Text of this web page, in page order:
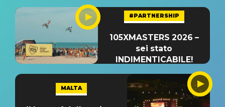
#PARTNERSHIP
105XMASTERS 2026 –
sei stato
INDIMENTICABILE!
MALTA